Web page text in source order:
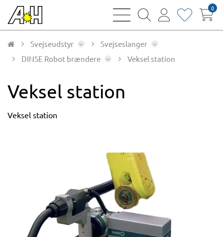
bars
magnifying
user
heart0
Svejseudstyr
Svejseslanger
DINSE Robot brændere
Veksel station
Veksel station
Veksel station